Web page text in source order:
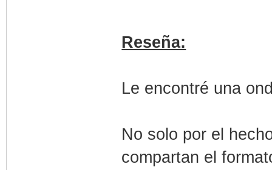
Reseña:
Le encontré una
No solo por el
compartan el